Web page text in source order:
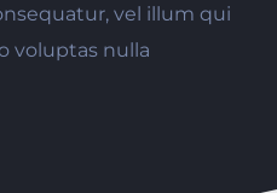
vel illum qui
voluptas nulla